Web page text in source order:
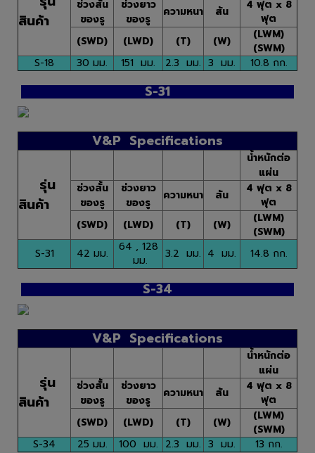
สินค้า
ช่วงสั้น
ของรู
ช่วงยาว
ของรู
ความหนา สัน
4 ฟุต x 8
ฟุต
(SWD)
(LWD) (T) (W)
(LWM)
(SWM)
S-18
30 มม. 151 มม. 2.3 มม. 3 มม. 10.8 กก.
S-31
V&P Specifications
รุ่น
สินค้า
น้ำหนักต่อ
แผ่น
ช่วงสั้น
ของรู
ช่วงยาว
ของรู
ความหนา สัน
4 ฟุต x 8
ฟุต
(SWD)
(LWD) (T) (W)
(LWM)
(SWM)
S-31
42 มม.
64 , 128
มม.
3.2 มม. 4 มม. 14.8 กก.
S-34
V&P Specifications
รุ่น
สินค้า
น้ำหนักต่อ
แผ่น
ช่วงสั้น
ของรู
ช่วงยาว
ของรู
ความหนา สัน
4 ฟุต x 8
ฟุต
(SWD)
(LWD) (T) (W)
(LWM)
(SWM)
S-34
25 มม. 100 มม. 2.3 มม. 3 มม. 13 กก.